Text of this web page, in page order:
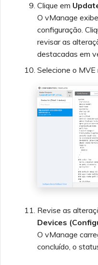
Clique em
O vManage
configuração.
revisar as
destacadas em
Selecione o
Revise as
Devices
O vManage
concluído, o